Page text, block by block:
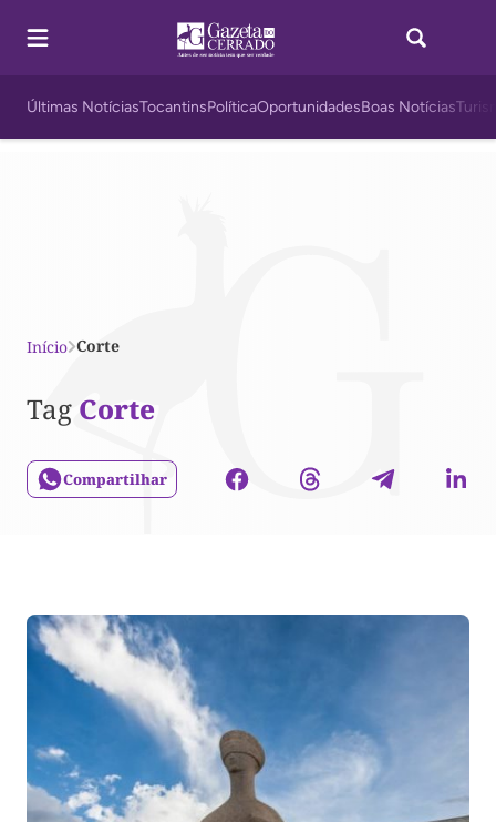
Últimas NotíciasTocantinsPolíticaOportunidadesBoas Notícias
Início Corte
Tag Corte
Compartilhar